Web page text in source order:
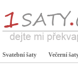
Svatební šaty Večerní